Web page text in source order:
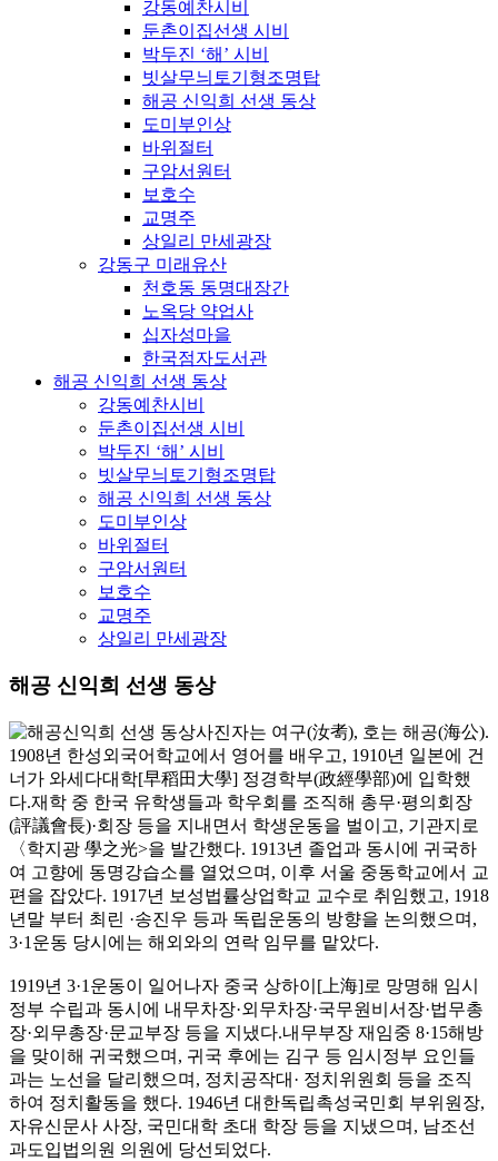
강동예찬시비
둔촌이집선생 시비
박두진 ‘해’ 시비
빗살무늬토기형조명탑
해공 신익희 선생 동상
도미부인상
바위절터
구암서원터
보호수
교명주
상일리 만세광장
강동구 미래유산
천호동 동명대장간
노옥당 약업사
십자성마을
한국점자도서관
해공 신익희 선생 동상
강동예찬시비
둔촌이집선생 시비
박두진 ‘해’ 시비
빗살무늬토기형조명탑
해공 신익희 선생 동상
도미부인상
바위절터
구암서원터
보호수
교명주
상일리 만세광장
해공 신익희 선생 동상
자는 여구(汝耉), 호는 해공(海公).
1908년 한성외국어학교에서 영어를 배우고, 1910년 일본에 건
너가 와세다대학[早稻田大學] 정경학부(政經學部)에 입학했
다.재학 중 한국 유학생들과 학우회를 조직해 총무·평의회장
(評議會長)·회장 등을 지내면서 학생운동을 벌이고, 기관지로
〈학지광 學之光>을 발간했다. 1913년 졸업과 동시에 귀국하
여 고향에 동명강습소를 열었으며, 이후 서울 중동학교에서 교
편을 잡았다. 1917년 보성법률상업학교 교수로 취임했고, 1918
년말 부터 최린 ·송진우 등과 독립운동의 방향을 논의했으며,
3·1운동 당시에는 해외와의 연락 임무를 맡았다.
1919년 3·1운동이 일어나자 중국 상하이[上海]로 망명해 임시
정부 수립과 동시에 내무차장·외무차장·국무원비서장·법무총
장·외무총장·문교부장 등을 지냈다.내무부장 재임중 8·15해방
을 맞이해 귀국했으며, 귀국 후에는 김구 등 임시정부 요인들
과는 노선을 달리했으며, 정치공작대· 정치위원회 등을 조직
하여 정치활동을 했다. 1946년 대한독립촉성국민회 부위원장,
자유신문사 사장, 국민대학 초대 학장 등을 지냈으며, 남조선
과도입법의원 의원에 당선되었다.